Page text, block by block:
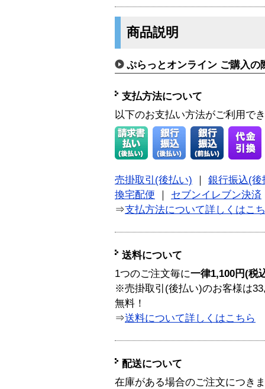
商品説明
ぷらっとオンライン ご購入の
支払方法について
以下のお支払い方法がご利用で
売掛取引(後払い)
銀行振込(後
換宅配便
セブンイレブン決済
⇒支払方法について詳しくはこ
送料について
1つのご注文毎に一律1,100円(税
※売掛取引(後払い)のお客様は
無料！
⇒送料について詳しくはこちら
配送について
在庫がある場合のご注文につき